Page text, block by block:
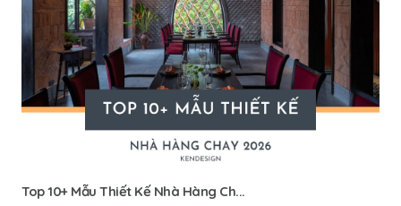
Top 10+ Mẫu Thiết Kế Nhà Hàng Ch...